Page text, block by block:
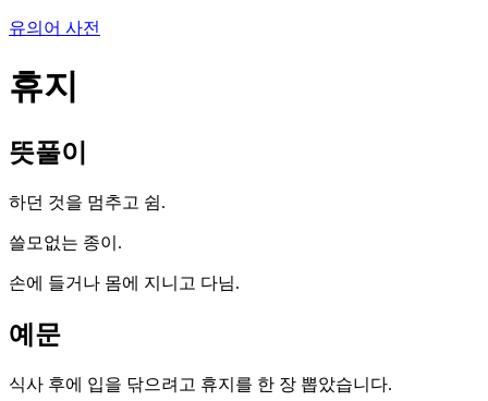
유의어 사전
휴지
뜻풀이
하던 것을 멈추고 쉼.
쓸모없는 종이.
손에 들거나 몸에 지니고 다님.
예문
식사 후에 입을 닦으려고 휴지를 한 장 뽑았습니다.